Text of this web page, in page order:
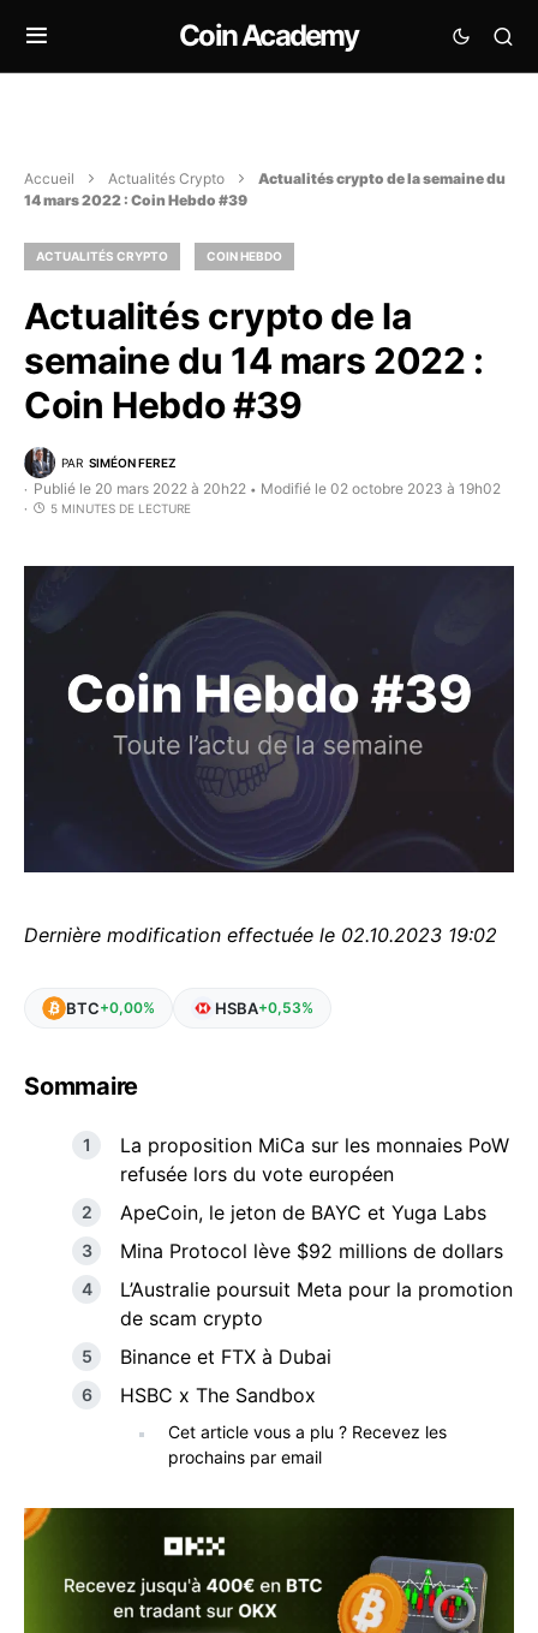
Coin Academy
Accueil Actualités Crypto
Actualités crypto de la semaine du
14 mars 2022 : Coin Hebdo #39
ACTUALITÉS CRYPTO COIN HEBDO
Actualités crypto de la
semaine du 14 mars 2022 :
Coin Hebdo #39
PAR SIMÉON FEREZ
Publié le 20 mars 2022 à 20h22 • Modifié le 02 octobre 2023 à 19h02
5 MINUTES DE LECTURE
Dernière modification effectuée le 02.10.2023 19:02
BTC+0,00% HSBA+0,53%
Sommaire
La proposition MiCa sur les monnaies PoW
refusée lors du vote européen
ApeCoin, le jeton de BAYC et Yuga Labs
Mina Protocol lève $92 millions de dollars
L’Australie poursuit Meta pour la promotion
de scam crypto
Binance et FTX à Dubai
HSBC x The Sandbox
Cet article vous a plu ? Recevez les
prochains par email